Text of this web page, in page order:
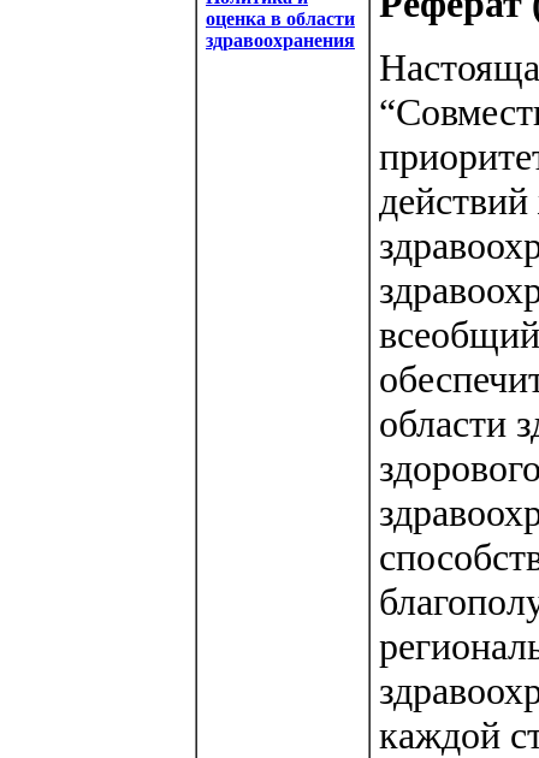
оценка в области
здравоохранения
области
каждой